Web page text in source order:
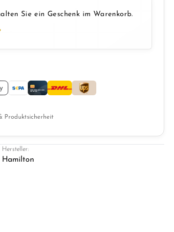
Sie ein Geschenk im Warenkorb.
Produktsicherheit
Hersteller:
Hamilton